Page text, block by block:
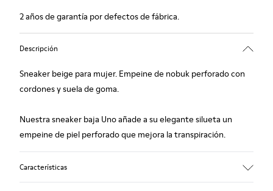
2 años de garantía por defectos de fábrica.
Descripción
Sneaker beige para mujer. Empeine de nobuk perforado con
cordones y suela de goma.
Nuestra sneaker baja Uno añade a su elegante silueta un
empeine de piel perforado que mejora la transpiración.
Características